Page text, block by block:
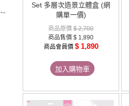
Set 多層次造景立體盒 (網
購單一價)
商品原價 $ 2,700
商品售價 $ 1,890
商品會員價 $ 1,890
加入購物車